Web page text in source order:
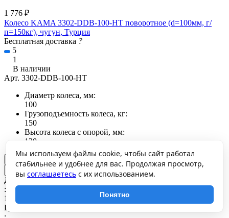
1 776 ₽
Колесо KAMA 3302-DDB-100-HT поворотное (d=100мм, г/
п=150кг), чугун, Турция
Бесплатная доставка ?
5
1
В наличии
Арт. 3302-DDB-100-HT
Диаметр колеса, мм:
100
Грузоподъемность колеса, кг:
150
Высота колеса с опорой, мм:
130
В корзину
Диаметр колеса, мм
:
100
Грузоподъемность колеса, кг
Мы используем файлы cookie, чтобы сайт работал
стабильнее и удобнее для вас. Продолжая просмотр,
вы соглашаетесь с их использованием.
Понятно